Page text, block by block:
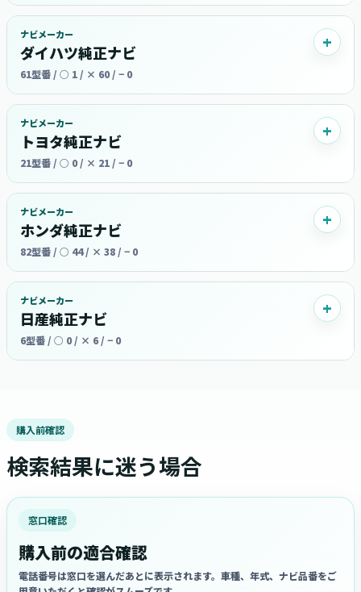
ナビメーカー
ダイハツ純正ナビ
61型番 / ○ 1 / × 60 / − 0
ナビメーカー
トヨタ純正ナビ
21型番 / ○ 0 / × 21 / − 0
ナビメーカー
ホンダ純正ナビ
82型番 / ○ 44 / × 38 / − 0
ナビメーカー
日産純正ナビ
6型番 / ○ 0 / × 6 / − 0
購入前確認
検索結果に迷う場合
窓口確認
購入前の適合確認
電話番号は窓口を選んだあとに表示されます。車種、年式、ナビ品番をご